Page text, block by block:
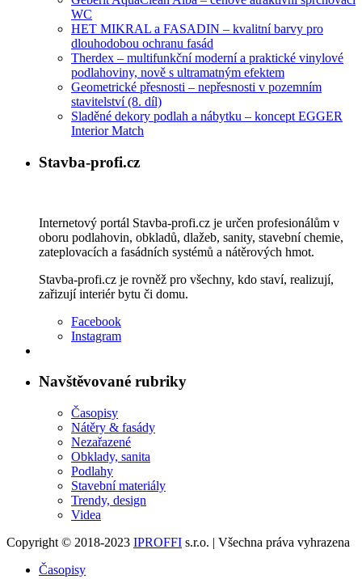
WC
HET MIKRAL a FASADIN – kvalitní barvy pro
dlouhodobou ochranu fasád
Therdex – multifunkční moderní a praktické vinylové
podlahoviny, nově s ultramatným efektem
Geometrické přesnosti – nepřesnosti v pozemním
stavitelství (8. díl)
Sladěné dekory podlah a nábytku – koncept EGGER
Interior Match
Stavba-profi.cz
Internetový portál Stavba-profi.cz je určen profesionálům v
oboru podlahovin, obkladů, dlažeb, sanity, stavební chemie,
zateplovacích a fasádních systémů a nátěrových hmot.
Stavba-profi.cz je rovněž pro všechny, kdo staví, realizují,
zařizují interiér bytu či domu.
Facebook
Instagram
Navštěvované rubriky
Časopisy
Nátěry & fasády
Nezařazené
Obklady, sanita
Podlahy
Stavební materiály
Trendy, design
Videa
Copyright © 2018-2023 IPROFFI s.r.o. | Všechna práva vyhrazena
Časopisy